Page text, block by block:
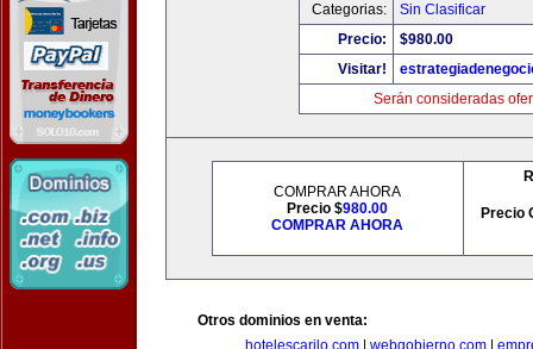
Categorias:
Sin Clasificar
Precio:
$980.00
Visitar!
Serán consideradas
COMPRAR AHORA
Precio $980.00
COMPRAR AHORA
Precio
Otros dominios en venta:
hotelescarilo.com
webgobierno.com